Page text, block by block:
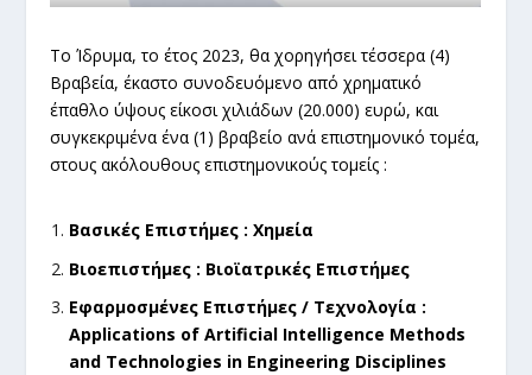
Το Ίδρυμα, το έτος 2023, θα χορηγήσει τέσσερα (4)
Βραβεία, έκαστο συνοδευόμενο από χρηματικό
έπαθλο ύψους είκοσι χιλιάδων (20.000) ευρώ, και
συγκεκριμένα ένα (1) βραβείο ανά επιστημονικό τομέα,
στους ακόλουθους επιστημονικούς τομείς :
Βασικές Επιστήμες : Χημεία
Βιοεπιστήμες : Βιοϊατρικές Επιστήμες
Εφαρμοσμένες Επιστήμες / Τεχνολογία :
Applications of Artificial Intelligence Methods
and Technologies in Engineering Disciplines